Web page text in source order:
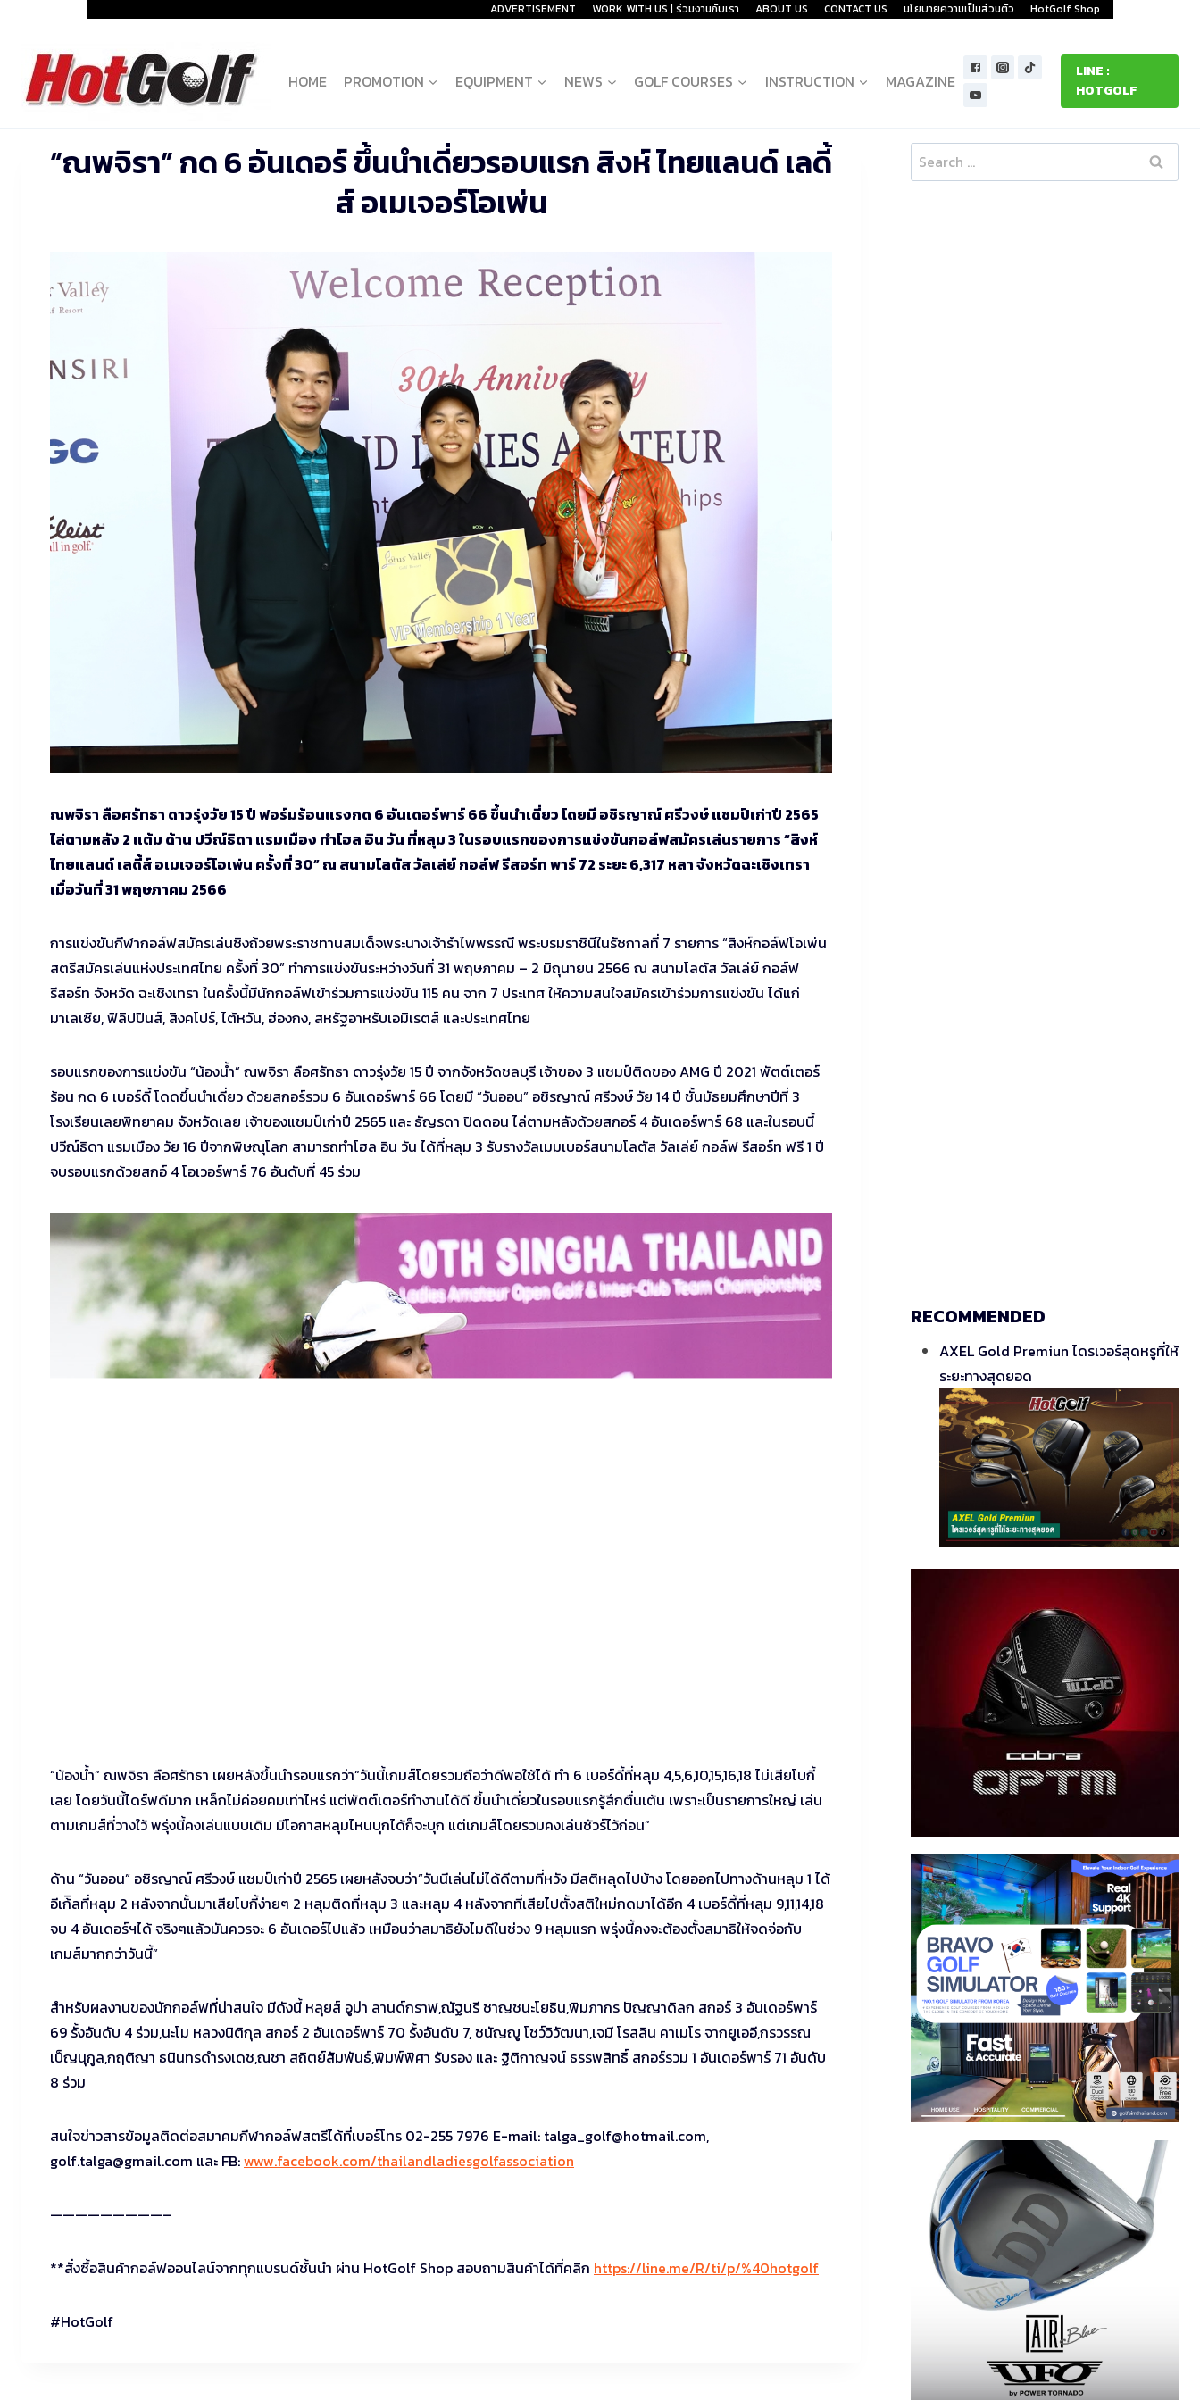
content
ADVERTISEMENT WORK WITH US | ร่วมงานกับเรา ABOUT US CONTACT US นโยบายความเป็นส่วนตัว HotGolf Shop
HOME PROMOTION EQUIPMENT NEWS GOLF COURSES INSTRUCTION MAGAZINE
LINE :
HOTGOLF
“ณพจิรา” กด 6 อันเดอร์ ขึ้นนำเดี่ยวรอบแรก สิงห์ ไทยแลนด์ เลดี้
ส์ อเมเจอร์โอเพ่น
ณพจิรา ลือศรัทธา ดาวรุ่งวัย 15 ปี ฟอร์มร้อนแรงกด 6 อันเดอร์พาร์ 66 ขึ้นนำเดี่ยว โดยมี อชิรญาณ์ ศรีวงษ์ แชมป์เก่าปี 2565
ไล่ตามหลัง 2 แต้ม ด้าน ปวีณ์ธิดา แรมเมือง ทำโฮล อิน วัน ที่หลุม 3 ในรอบแรกของการแข่งขันกอล์ฟสมัครเล่นรายการ “สิงห์
ไทยแลนด์ เลดี้ส์ อเมเจอร์โอเพ่น ครั้งที่ 30” ณ สนามโลตัส วัลเล่ย์ กอล์ฟ รีสอร์ท พาร์ 72 ระยะ 6,317 หลา จังหวัดฉะเชิงเทรา
เมื่อวันที่ 31 พฤษภาคม 2566
การแข่งขันกีฬากอล์ฟสมัครเล่นชิงถ้วยพระราชทานสมเด็จพระนางเจ้ารําไพพรรณี พระบรมราชินีในรัชกาลที่ 7 รายการ “สิงห์กอล์ฟโอเพ่น
สตรีสมัครเล่นแห่งประเทศไทย ครั้งที่ 30” ทำการแข่งขันระหว่างวันที่ 31 พฤษภาคม – 2 มิถุนายน 2566 ณ สนามโลตัส วัลเล่ย์ กอล์ฟ
รีสอร์ท จังหวัด ฉะเชิงเทรา ในครั้งนี้มีนักกอล์ฟเข้าร่วมการแข่งขัน 115 คน จาก 7 ประเทศ ให้ความสนใจสมัครเข้าร่วมการแข่งขัน ได้แก่
มาเลเซีย, ฟิลิปปินส์, สิงคโปร์, ไต้หวัน, ฮ่องกง, สหรัฐอาหรับเอมิเรตส์ และประเทศไทย
รอบแรกของการแข่งขัน “น้องน้ำ” ณพจิรา ลือศรัทธา ดาวรุ่งวัย 15 ปี จากจังหวัดชลบุรี เจ้าของ 3 แชมป์ติดของ AMG ปี 2021 พัตต์เตอร์
ร้อน กด 6 เบอร์ดี้ โดดขึ้นนำเดี่ยว ด้วยสกอร์รวม 6 อันเดอร์พาร์ 66 โดยมี “วันออน” อชิรญาณ์ ศรีวงษ์ วัย 14 ปี ชั้นมัธยมศึกษาปีที่ 3
โรงเรียนเลยพิทยาคม จังหวัดเลย เจ้าของแชมป์เก่าปี 2565 และ ธัญรดา ปิดดอน ไล่ตามหลังด้วยสกอร์ 4 อันเดอร์พาร์ 68 และในรอบนี้
ปวีณ์ธิดา แรมเมือง วัย 16 ปีจากพิษณุโลก สามารถทำโฮล อิน วัน ได้ที่หลุม 3 รับรางวัลเมมเบอร์สนามโลตัส วัลเล่ย์ กอล์ฟ รีสอร์ท ฟรี 1 ปี
จบรอบแรกด้วยสกอ์ 4 โอเวอร์พาร์ 76 อันดับที่ 45 ร่วม
“น้องน้ำ” ณพจิรา ลือศรัทธา เผยหลังขึ้นนำรอบแรกว่า”วันนี้เกมส์โดยรวมถือว่าดีพอใช้ได้ ทำ 6 เบอร์ดี้ที่หลุม 4,5,6,10,15,16,18 ไม่เสียโบกี้
เลย โดยวันนี้ไดร์ฟดีมาก เหล็กไม่ค่อยคมเท่าไหร่ แต่พัตต์เตอร์ทำงานได้ดี ขึ้นนำเดี่ยวในรอบแรกรู้สึกตื่นเต้น เพราะเป็นรายการใหญ่ เล่น
ตามเกมส์ที่วางใว้ พรุ่งนี้คงเล่นแบบเดิม มีโอกาสหลุมไหนบุกได้ก็จะบุก แต่เกมส์โดยรวมคงเล่นชัวร์ไว้ก่อน”
ด้าน “วันออน” อชิรญาณ์ ศรีวงษ์ แชมป์เก่าปี 2565 เผยหลังจบว่า”วันนีเล่นไม่ได้ดีตามที่หวัง มีสติหลุดไปบ้าง โดยออกไปทางด้านหลุม 1 ได้
อีเก้ิลที่หลุม 2 หลังจากนั้นมาเสียโบกี้ง่ายๆ 2 หลุมติดที่หลุม 3 และหลุม 4 หลังจากที่เสียไปตั้งสติใหม่กดมาได้อีก 4 เบอร์ดี้ที่หลุม 9,11,14,18
จบ 4 อันเดอร์ฯได้ จริงๆแล้วมันควรจะ 6 อันเดอร์ไปแล้ว เหมือนว่าสมาธิยังไมดีในช่วง 9 หลุมแรก พรุ่งนี้คงจะต้องตั้งสมาธิให้จดจ่อกับ
เกมส์มากกว่าวันนี้”
สำหรับผลงานของนักกอล์ฟที่น่าสนใจ มีดังนี้ หลุยส์ อูม่า ลานด์กราฟ,ณัฐนรี ชาญชนะโยธิน,พิมภากร ปัญญาดิลก สกอร์ 3 อันเดอร์พาร์
69 รั้งอันดับ 4 ร่วม,นะโม หลวงนิติกุล สกอร์ 2 อันเดอร์พาร์ 70 รั้งอันดับ 7, ชนัญญู โชว์วิวัฒนา,เจมี โรสลิน คาเมโร จากยูเออี,กรวรรณ
เบ็ญนุกูล,กฤติญา ธนินทรดำรงเดช,ณชา สถิตย์สัมพันธ์,พิมพ์พิศา รับรอง และ ฐิติกาญจน์ ธรรพสิทธิ์ สกอร์รวม 1 อันเดอร์พาร์ 71 อันดับ
8 ร่วม
สนใจข่าวสารข้อมูลติดต่อสมาคมกีฬากอล์ฟสตรีได้ที่เบอร์โทร 02-255 7976 E-mail: talga_golf@hotmail.com,
golf.talga@gmail.com และ FB:www.facebook.com/thailandladiesgolfassociation
—————————–
**สั่งซื้อสินค้ากอล์ฟออนไลน์จากทุกแบรนด์ชั้นนำ ผ่าน HotGolf Shop สอบถามสินค้าได้ที่คลิก https://line.me/R/ti/p/%40hotgolf
#HotGolf
Search
for:
RECOMMENDED
AXEL Gold Premiun ไดรเวอร์สุดหรูที่ให้
ระยะทางสุดยอด